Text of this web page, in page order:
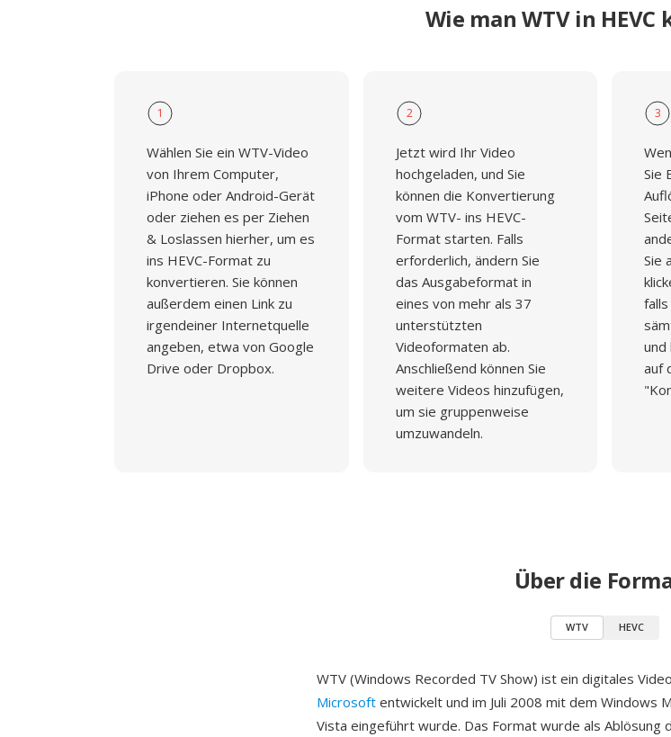
Wie man WTV in
1
Wählen Sie ein WTV-Video
von Ihrem Computer,
iPhone oder Android-Gerät
oder ziehen es per Ziehen
& Loslassen hierher, um es
ins HEVC-Format zu
konvertieren. Sie können
außerdem einen Link zu
irgendeiner Internetquelle
angeben, etwa von Google
Drive oder Dropbox.
2
Jetzt wird Ihr Video
hochgeladen, und Sie
können die Konvertierung
vom WTV- ins HEVC-
Format starten. Falls
erforderlich, ändern Sie
das Ausgabeformat in
eines von mehr als 37
unterstützten
Videoformaten ab.
Anschließend können Sie
weitere Videos hinzufügen,
um sie gruppenweise
umzuwandeln.
3
Sie
Sie
und
auf
Über die
WTV HEVC
WTV (Windows Recorded TV Show) ist ein digitales
Microsoft entwickelt und im Juli 2008 mit dem Windows
Vista eingeführt wurde. Das Format wurde als Ablösung